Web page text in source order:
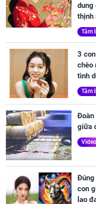
dung
thịnh
Tâm
3
chèo
tình
Tâm
Đoàn
giữa
Video
Đúng
con
lao